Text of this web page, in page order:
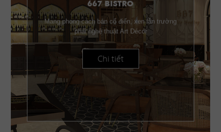
667 BISTRO
Mang phong cách bán cổ điển, xen lẫn trường
phái nghệ thuật Art Décor
Chi tiết